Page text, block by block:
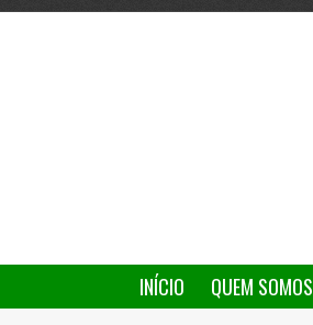
INÍCIO QUEM SOMOS